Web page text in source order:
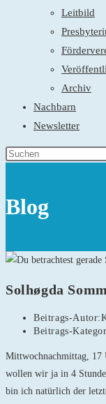
Leitbild
Archiv
Nachbarn
Newsletter
Blog
Solhøgda
Beitrags-Autor:
Beitrags-
Mittwochnachmittag, 17
wollen wir ja in 4
bin ich natürlich der